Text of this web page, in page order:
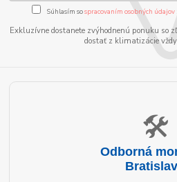
Súhlasím sospracovaním osobných údajov
Exkluzívne dostanete zvýhodnenú ponuku so
dostať z klimatizácie
🛠️
Odborná